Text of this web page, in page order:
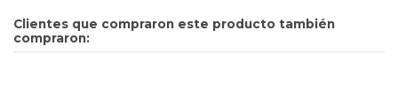
Clientes que compraron este producto también
compraron: